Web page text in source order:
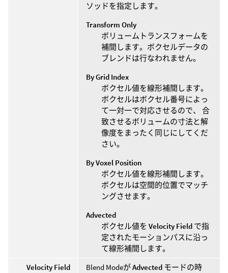
ソッドを指定します。
Transform Only
ボリュームトランスフォームを
補間します。ボクセルデータの
ブレンドは行なわれません。
By Grid Index
ボクセル値を線形補間します。
ボクセルはボクセル番号によっ
て一対一で対応させるので、 合
致させるボリュームの寸法と解
像度をまったく同じにしてくだ
さい。
By Voxel Position
ボクセル値を線形補間します。
ボクセルは空間的位置でマッチ
ングさせます。
Advected
ボクセル値を Velocity Field で指
定されたモーションパスに沿っ
て線形補間します。
Velocity Field
Blend ModeがAdvected モードの時